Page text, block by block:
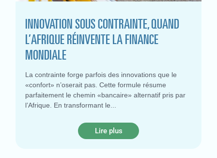
INNOVATION SOUS CONTRAINTE, QUAND
L’AFRIQUE RÉINVENTE LA FINANCE
MONDIALE
La contrainte forge parfois des innovations que le
«confort» n’oserait pas. Cette formule résume
parfaitement le chemin «bancaire» alternatif pris par
l’Afrique. En transformant le
Lire plus